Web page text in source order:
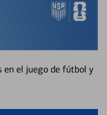
en el juego de fútbol y